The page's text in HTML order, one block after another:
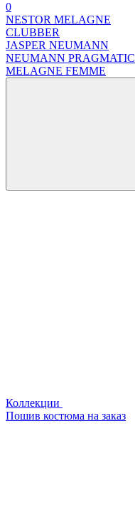
0
NESTOR MELAGNE
CLUBBER
JASPER NEUMANN
NEUMANN PRAGMATIC
MELAGNE FEMME
Коллекции
Пошив костюма на заказ